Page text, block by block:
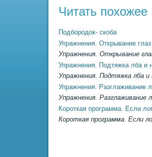
Читать похожее
Подбородок- скоба
Упражнения. Открывание глаз
Упражнения. Открывание
Упражнения. Подтяжка лба и
Упражнения. Подтяжка лба и
Упражнения. Разглаживание
Упражнения. Разглаживание
Короткая программа. Если
Короткая программа. Если